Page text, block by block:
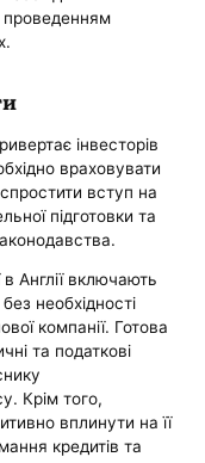
проведенням
інвесторів
враховувати
вступ на
підготовки та
Англії включають
необхідності
компанії. Готова
та податкові
Крім того,
вплинути на її
кредитів та